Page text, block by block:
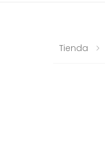
Tienda